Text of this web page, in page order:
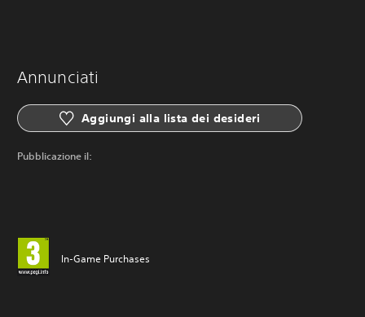
Annunciati
Aggiungi alla lista dei desideri
Pubblicazione il:
In-Game Purchases